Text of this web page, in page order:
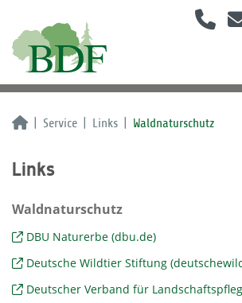
Service Links Waldnaturschutz
Links
Waldnaturschutz
DBU Naturerbe (dbu.de)
Deutsche Wildtier Stiftung
Deutscher Verband für